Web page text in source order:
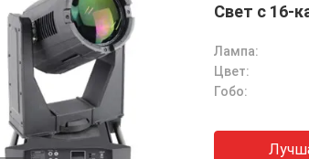
Свет с 16-
Лампа:
Цвет:
Гобо: